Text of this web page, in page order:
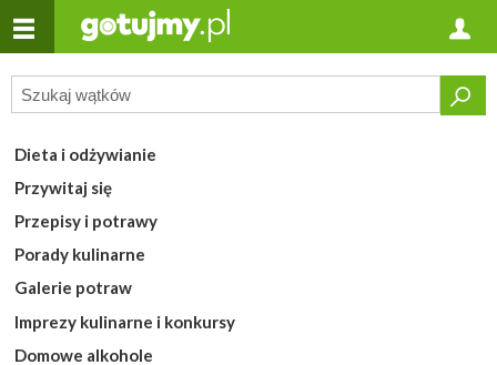
Dieta i odżywianie
Przywitaj się
Przepisy i potrawy
Porady kulinarne
Galerie potraw
Imprezy kulinarne i konkursy
Domowe alkohole